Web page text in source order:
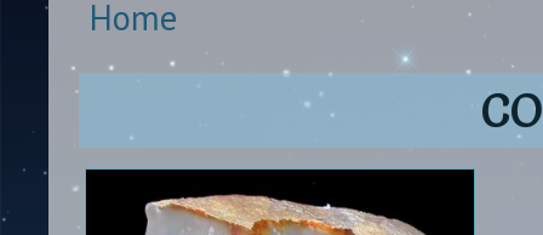
Tu sei qui
Home